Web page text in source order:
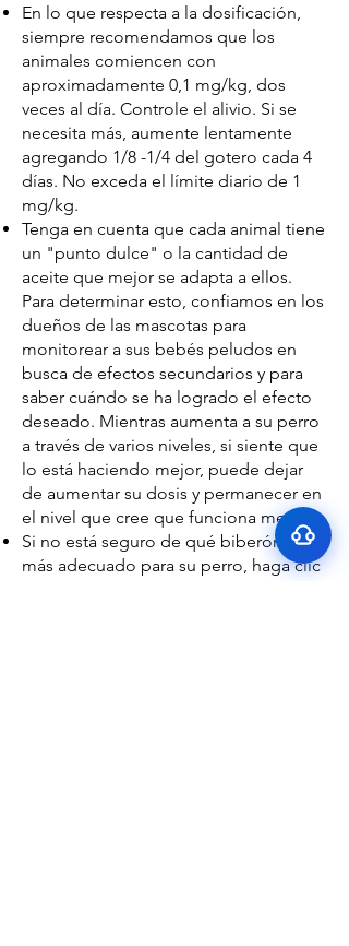
Surface Support
Helps maintain cleaner teeth and
reduce buildup
Targets odor-causing bacteria at the
source
Oral Microbiome
Supports beneficial bacteria in the
mouth
Gut–Oral Connection
Addresses internal balance linked to
En lo que respecta a la dosificación,
siempre recomendamos que los
animales comiencen con
aproximadamente 0,1 mg/kg, dos
veces al día. Controle el alivio. Si se
necesita más, aumente lentamente
agregando 1/8 -1/4 del gotero cada 4
días. No exceda el límite diario de 1
mg/kg.
Tenga en cuenta que cada animal tiene
un "punto dulce" o la cantidad de
aceite que mejor se adapta a ellos.
Para determinar esto, confiamos en los
dueños de las mascotas para
monitorear a sus bebés peludos en
busca de efectos secundarios y para
saber cuándo se ha logrado el efecto
deseado. Mientras aumenta a su perro
a través de varios niveles, si siente que
lo está haciendo mejor, puede dejar
de aumentar su dosis y permanecer en
el nivel que cree que funciona mejor.
Si no está seguro de qué biberón es el
más adecuado para su perro, haga clic